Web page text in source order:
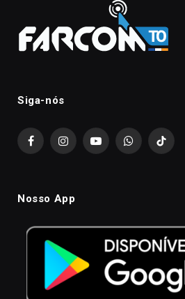
Siga-nós
FacebookInstagramYouTubeWhatsAppTikTok
Nosso App